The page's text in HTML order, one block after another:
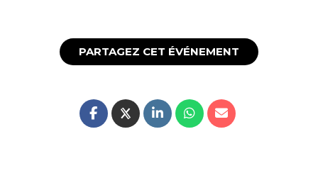
PARTAGEZ CET ÉVÉNEMENT